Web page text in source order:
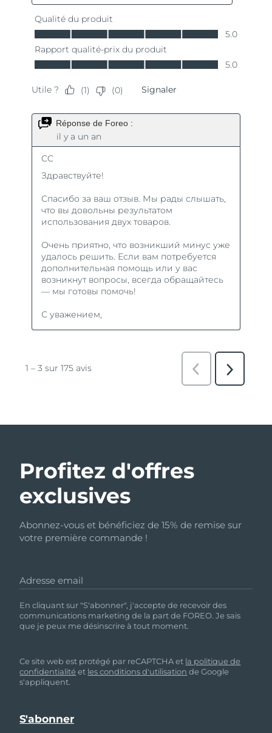
Profitez d'offres
exclusives
Abonnez-vous et bénéficiez de 15% de remise sur
votre première commande !
Adresse email
En cliquant sur "S'abonner", j'accepte de recevoir des
communications marketing de la part de FOREO. Je sais
que je peux me désinscrire à tout moment.
Ce site web est protégé par reCAPTCHA et la politique de
confidentialité et les conditions d'utilisation de Google
s'appliquent.